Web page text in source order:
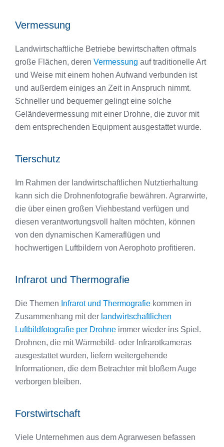
Vermessung
Landwirtschaftliche Betriebe bewirtschaften oftmals
große Flächen, deren Vermessung auf traditionelle Art
und Weise mit einem hohen Aufwand verbunden ist
und außerdem einiges an Zeit in Anspruch nimmt.
Schneller und bequemer gelingt eine solche
Geländevermessung mit einer Drohne, die zuvor mit
dem entsprechenden Equipment ausgestattet wurde.
Tierschutz
Im Rahmen der landwirtschaftlichen Nutztierhaltung
kann sich die Drohnenfotografie bewähren. Agrarwirte,
die über einen großen Viehbestand verfügen und
diesen verantwortungsvoll halten möchten, können
von den dynamischen Kameraflügen und
hochwertigen Luftbildern von Aerophoto profitieren.
Infrarot und Thermografie
Die Themen Infrarot und Thermografie kommen in
Zusammenhang mit der landwirtschaftlichen
Luftbildfotografie per Drohne immer wieder ins Spiel.
Drohnen, die mit Wärmebild- oder Infrarotkameras
ausgestattet wurden, liefern weitergehende
Informationen, die dem Betrachter mit bloßem Auge
verborgen bleiben.
Forstwirtschaft
Viele Unternehmen aus dem Agrarwesen befassen